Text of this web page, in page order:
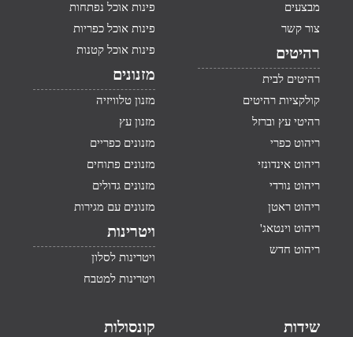
מבצעים
צור קשר
רהיטים
רהיטים לבית
קולקציות רהיטים
רהיטי עץ וברזל
ריהוט כפרי
ריהוט אינדונזי
ריהוט נורדי
ריהוט ראטן
ריהוט וינטאג'
ריהוט חדש
פינות אוכל נפתחות
פינות אוכל כפריות
פינות אוכל קטנות
מזנונים
מזנון טלוויזיה
מזנון עץ
מזנונים כפריים
מזנונים פתוחים
מזנונים גדולים
מזנונים עם מגירות
ויטרינות
ויטרינות לסלון
ויטרינות למטבח
שידות קונסולות